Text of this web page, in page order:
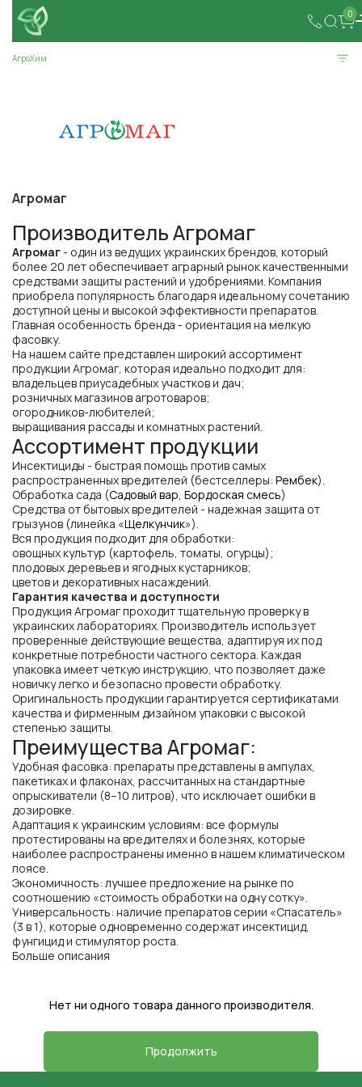
0
АгроХим
Агромаг
Производитель Агромаг
Агромаг- один из ведущих украинских брендов, который
более 20 лет обеспечивает аграрный рынок качественными
средствами защиты растений и удобрениями. Компания
приобрела популярность благодаря идеальному сочетанию
доступной цены и высокой эффективности препаратов.
Главная особенность бренда - ориентация на мелкую
фасовку.
На нашем сайте представлен широкий ассортимент
продукции Агромаг, которая идеально подходит для:
владельцев приусадебных участков и дач;
розничных магазинов агротоваров;
огородников-любителей;
выращивания рассады и комнатных растений.
Ассортимент продукции
Инсектициды - быстрая помощь против самых
распространенных вредителей (бестселлеры: Рембек).
Обработка сада (Садовый вар, Бордоская смесь)
Средства от бытовых вредителей - надежная защита от
грызунов (линейка «Щелкунчик»).
Вся продукция подходит для обработки:
овощных культур (картофель, томаты, огурцы);
плодовых деревьев и ягодных кустарников;
цветов и декоративных насаждений.
Гарантия качества и доступности
Продукция Агромаг проходит тщательную проверку в
украинских лабораториях. Производитель использует
проверенные действующие вещества, адаптируя их под
конкретные потребности частного сектора. Каждая
упаковка имеет четкую инструкцию, что позволяет даже
новичку легко и безопасно провести обработку.
Оригинальность продукции гарантируется сертификатами
качества и фирменным дизайном упаковки с высокой
степенью защиты.
Преимущества Агромаг:
Удобная фасовка: препараты представлены в ампулах,
пакетиках и флаконах, рассчитанных на стандартные
опрыскиватели (8–10 литров), что исключает ошибки в
дозировке.
Адаптация к украинским условиям: все формулы
протестированы на вредителях и болезнях, которые
наиболее распространены именно в нашем климатическом
поясе.
Экономичность: лучшее предложение на рынке по
соотношению «стоимость обработки на одну сотку».
Универсальность: наличие препаратов серии «Спасатель»
(3 в 1), которые одновременно содержат инсектицид,
фунгицид и стимулятор роста.
Больше описания
Нет ни одного товара данного производителя.
Продолжить